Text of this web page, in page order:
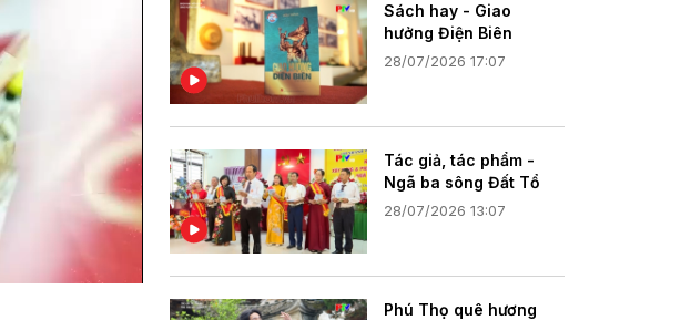
Sách hay - Giao
hưởng Điện Biên
28/07/2026 17:07
Tác giả, tác phẩm -
Ngã ba sông Đất Tổ
28/07/2026 13:07
Phú Thọ quê hương